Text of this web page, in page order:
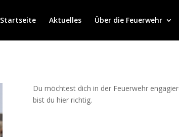
Startseite Aktuelles Über die Feuerwehr
Du möchtest dich in der Feuerwehr
bist du hier richtig.